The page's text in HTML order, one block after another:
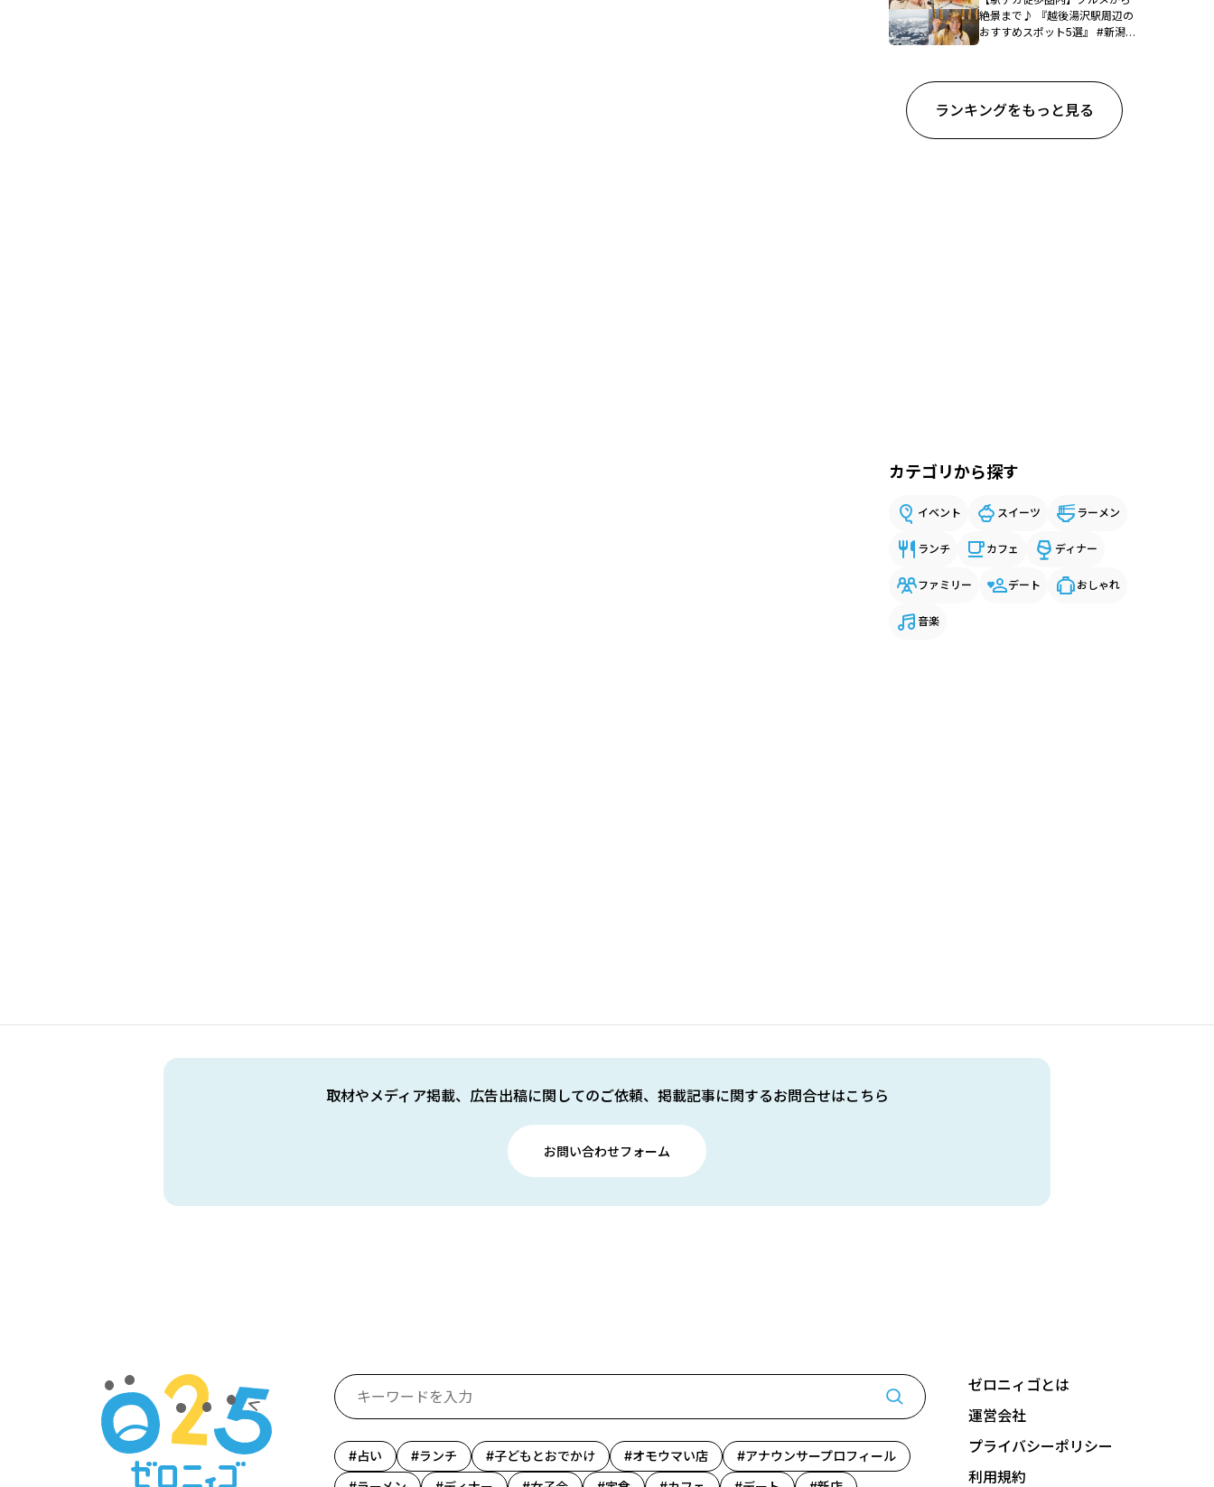
絶景まで♪ 『越後湯沢駅周辺の
おすすめスポット5選』 #新潟観
ランキングをもっと見る
カテゴリから探す
イベント スイーツ ラーメン
ランチ カフェ ディナー
ファミリー デート おしゃれ
音楽
取材やメディア掲載、広告出稿に関してのご依頼、掲載記事に関するお問合せはこちら
お問い合わせフォーム
占い ランチ 子どもとおでかけ オモウマい店
アナウンサープロフィール
ゼロニィゴとは
運営会社
プライバシーポリシー
利用規約